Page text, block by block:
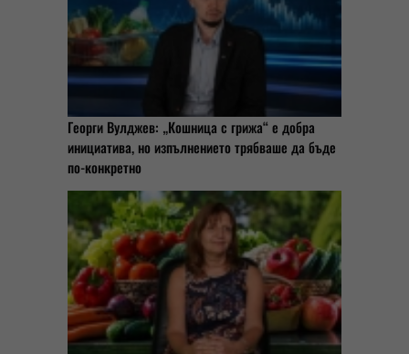
Георги Вулджев: „Кошница с грижа“ е добра
инициатива, но изпълнението трябваше да бъде
по-конкретно